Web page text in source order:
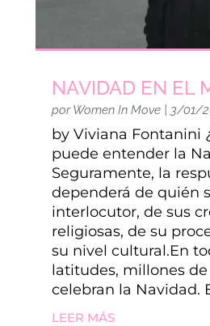
NAVIDAD EN EL
porWomen In Move| 3/01/
by Viviana Fontanini
puede entender la
Seguramente, la
dependerá de quién
interlocutor, de sus
religiosas, de su
su nivel cultural.En
latitudes, millones
celebran la Navidad.
LEER MÁS